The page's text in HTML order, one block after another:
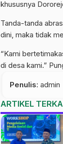
khususnya
Tanda-tanda
dini, maka tidak
“Kami
di desa kami.”
Penulis: admin
ARTIKEL